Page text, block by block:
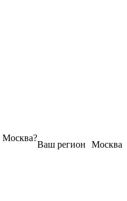
Москва
Ваш регион
Москва?